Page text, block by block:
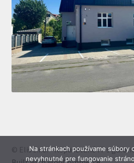
© Elis s.r.o. - Repasované IT s
Na stránkach používame súbory
nevyhnutné pre fungovanie